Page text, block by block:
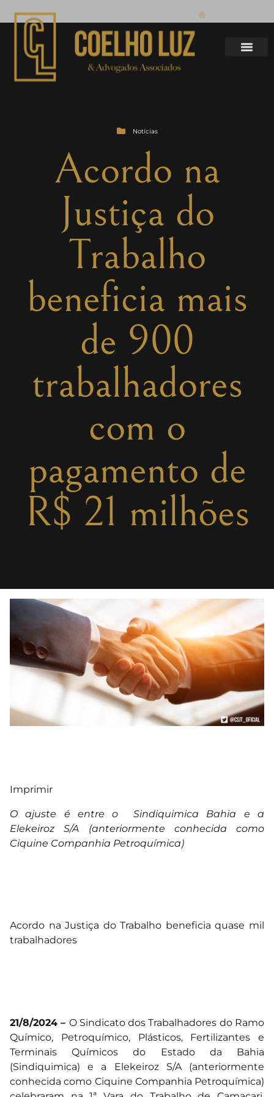
Notícias
Acordo na
Justiça do
Trabalho
beneficia mais
de 900
trabalhadores
com o
pagamento de
R$ 21 milhões
Imprimir
O ajuste é entre o Sindiquimica Bahia e a
Elekeiroz S/A (anteriormente conhecida como
Ciquine Companhia Petroquímica)
Acordo na Justiça do Trabalho beneficia quase mil
trabalhadores
21/8/2024 – O Sindicato dos Trabalhadores do Ramo
Químico, Petroquímico, Plásticos, Fertilizantes e
Terminais Químicos do Estado da Bahia
(Sindiquimica) e a Elekeiroz S/A (anteriormente
conhecida como Ciquine Companhia Petroquímica)